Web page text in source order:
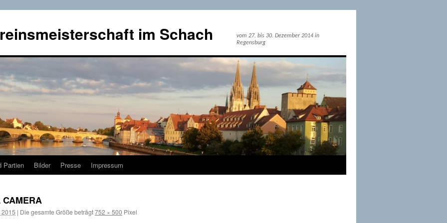
im Schach
vom 27. bis 30. Dezember 2014 in
Regensburg
Partien Bilder Presse Impressum
CAMERA
| Die gesamte Größe beträgt752 × 500 Pixel